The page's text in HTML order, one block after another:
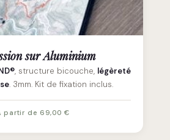
sur Aluminium
, structure bicouche, légèreté
. 3mm. Kit de fixation inclus.
partir de 69,00 €